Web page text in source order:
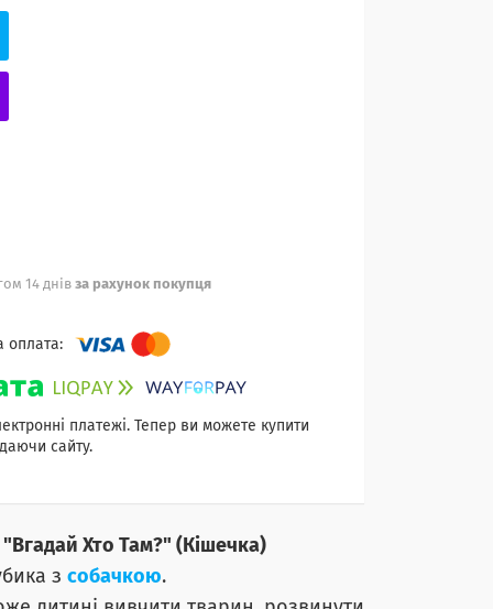
14 днів за рахунок покупця
платежі. Тепер ви можете купити
сайту.
Хто Там?" (Кішечка)
з собачкою.